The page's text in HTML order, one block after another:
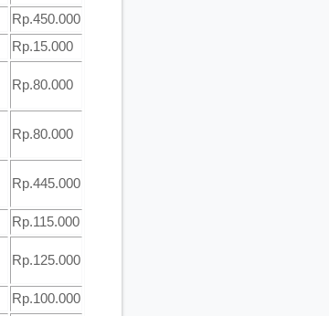
Rp.450.000
Rp.15.000
Rp.80.000
Rp.80.000
Rp.445.000
Rp.115.000
Rp.125.000
Rp.100.000